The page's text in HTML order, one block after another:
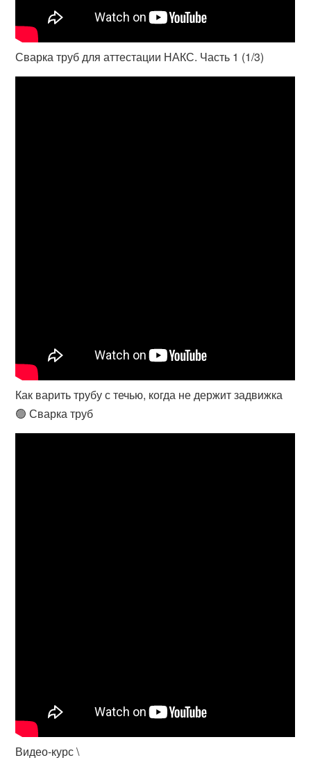
Сварка труб для аттестации НАКС. Часть 1 (1/3)
Как варить трубу с течью, когда не держит задвижка
🟢 Сварка труб
Видео-курс \